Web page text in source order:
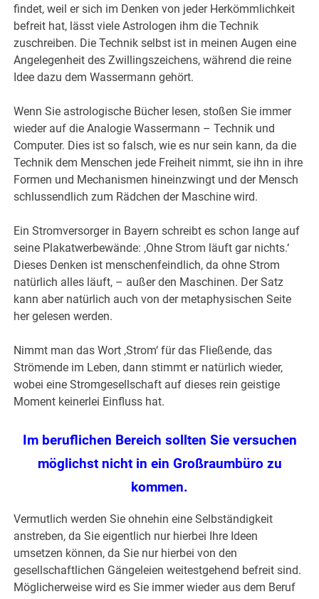
findet, weil er sich im Denken von jeder Herkömmlichkeit
befreit hat, lässt viele Astrologen ihm die Technik
zuschreiben. Die Technik selbst ist in meinen Augen eine
Angelegenheit des Zwillingszeichens, während die reine
Idee dazu dem Wassermann gehört.
Wenn Sie astrologische Bücher lesen, stoßen Sie immer
wieder auf die Analogie Wassermann – Technik und
Computer. Dies ist so falsch, wie es nur sein kann, da die
Technik dem Menschen jede Freiheit nimmt, sie ihn in ihre
Formen und Mechanismen hineinzwingt und der Mensch
schlussendlich zum Rädchen der Maschine wird.
Ein Stromversorger in Bayern schreibt es schon lange auf
seine Plakatwerbewände: ‚Ohne Strom läuft gar nichts.‘
Dieses Denken ist menschenfeindlich, da ohne Strom
natürlich alles läuft, – außer den Maschinen. Der Satz
kann aber natürlich auch von der metaphysischen Seite
her gelesen werden.
Nimmt man das Wort ‚Strom‘ für das Fließende, das
Strömende im Leben, dann stimmt er natürlich wieder,
wobei eine Stromgesellschaft auf dieses rein geistige
Moment keinerlei Einfluss hat.
Im beruflichen Bereich sollten Sie versuchen
möglichst nicht in ein Großraumbüro zu
kommen.
Vermutlich werden Sie ohnehin eine Selbständigkeit
anstreben, da Sie eigentlich nur hierbei Ihre Ideen
umsetzen können, da Sie nur hierbei von den
gesellschaftlichen Gängeleien weitestgehend befreit sind.
Möglicherweise wird es Sie immer wieder aus dem Beruf